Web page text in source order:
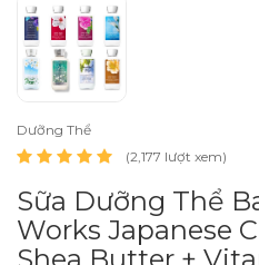
Dưỡng Thể
(2,177 lượt xem)
Sữa Dưỡng Thể
Works Japanese